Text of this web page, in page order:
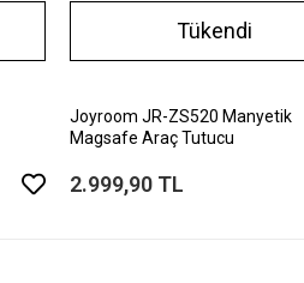
Tükendi
Joyroom JR-ZS520 Manyetik
Magsafe Araç Tutucu
2.999,90 TL